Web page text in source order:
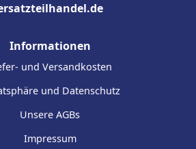
Informationen
und Versandkosten
und Datenschutz
Unsere AGBs
Impressum